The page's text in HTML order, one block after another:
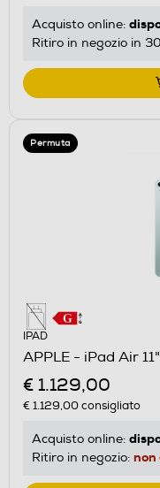
Acquisto online:
Ritiro in negozio in
Permuta
IPAD
APPLE - iPad Air
€ 1.129,00
€ 1.129,00consigliato
Acquisto online:
Ritiro in negozio: non